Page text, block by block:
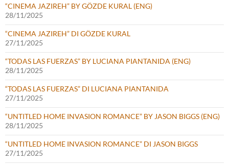
“CINEMA JAZIREH” BY GÖZDE KURAL (ENG)
28/11/2025
“CINEMA JAZIREH” DI GÖZDE KURAL
27/11/2025
“TODAS LAS FUERZAS” BY LUCIANA PIANTANIDA (ENG)
28/11/2025
“TODAS LAS FUERZAS” DI LUCIANA PIANTANIDA
27/11/2025
“UNTITLED HOME INVASION ROMANCE” BY JASON BIGGS (ENG)
28/11/2025
“UNTITLED HOME INVASION ROMANCE” DI JASON BIGGS
27/11/2025